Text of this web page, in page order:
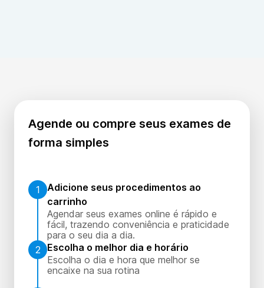
Agende ou compre seus exames de
forma simples
1
Adicione seus procedimentos ao
carrinho
Agendar seus exames online é rápido e
fácil, trazendo conveniência e praticidade
para o seu dia a dia.
2
Escolha o melhor dia e horário
Escolha o dia e hora que melhor se
encaixe na sua rotina